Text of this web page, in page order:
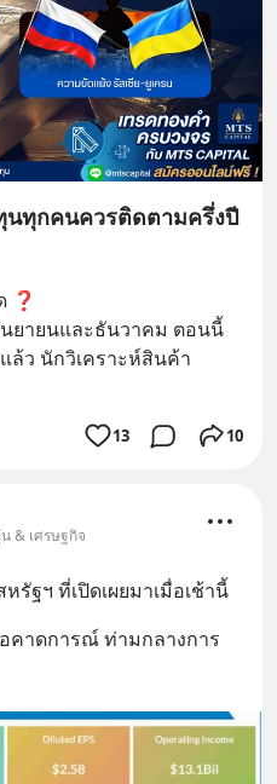
ทุกคนควรติดตามครึ่งปี
❓
ยายนและธันวาคม ตอนนี้
ว นักวิเคราะห์สินค้า
13 10
& เศรษฐกิจ
รัฐฯ ที่เปิดเผยมาเมื่อเช้านี้
คาดการณ์ ท่ามกลางการ